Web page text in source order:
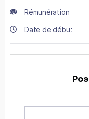
Rémunération
Date de début